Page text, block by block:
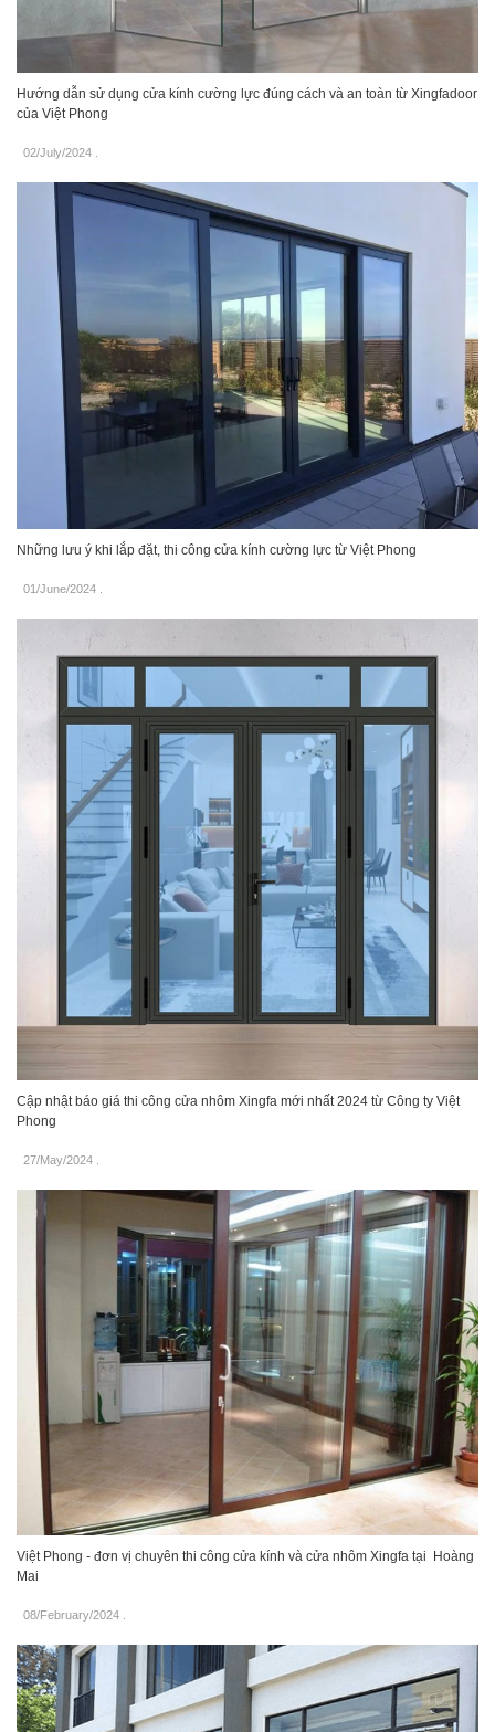
Hướng dẫn sử dụng cửa kính cường lực đúng cách và an toàn từ Xingfadoor
của Việt Phong
02/July/2024 .
Những lưu ý khi lắp đặt, thi công cửa kính cường lực từ Việt Phong
01/June/2024
Cập nhật báo giá thi công cửa nhôm Xingfa mới nhất 2024 từ Công ty Việt
Phong
27/May/2024
Việt Phong - đơn vị chuyên thi công cửa kính và cửa nhôm Xingfa tại Hoàng
Mai
08/February/2024 .